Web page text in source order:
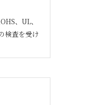
、UL、
検査を受け